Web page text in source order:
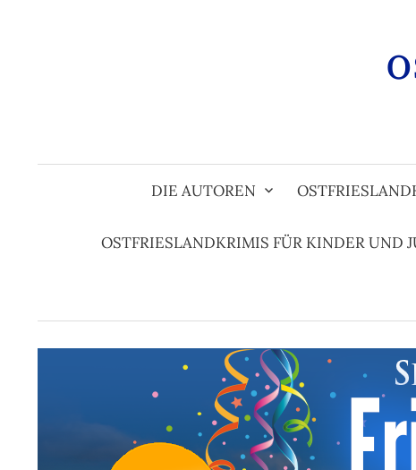
DIE AUTOREN
OSTFRIESLANDKRIMIS FÜR KINDER UND